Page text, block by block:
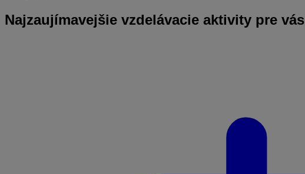
Najzaujímavejšie vzdelávacie aktivity pre vás